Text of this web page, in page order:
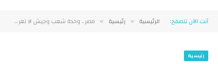
أنت الآن تتصفح: الرئيسية » رئيسية » مصر.. وحدة شعب وجيش لا تعرف التقسيم بقلم احمد عسله
رئيسية